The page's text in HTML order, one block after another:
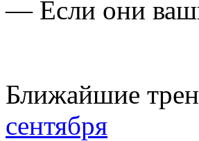
— Если они
Ближайшие
сентября